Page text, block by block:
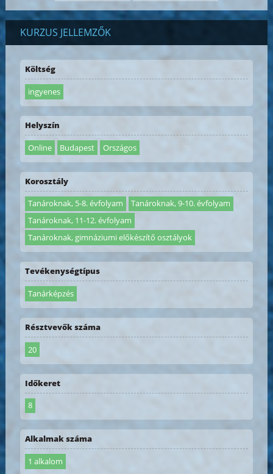
KURZUS JELLEMZŐK
Költség
ingyenes
Helyszín
Online Budapest Országos
Korosztály
Tanároknak, 5-8. évfolyam
Tanároknak, 9-10. évfolyam
Tanároknak, 11-12. évfolyam
Tanároknak, gimnáziumi előkészítő osztályok
Tevékenységtípus
Tanárképzés
Résztvevők száma
20
Időkeret
8
Alkalmak száma
1 alkalom